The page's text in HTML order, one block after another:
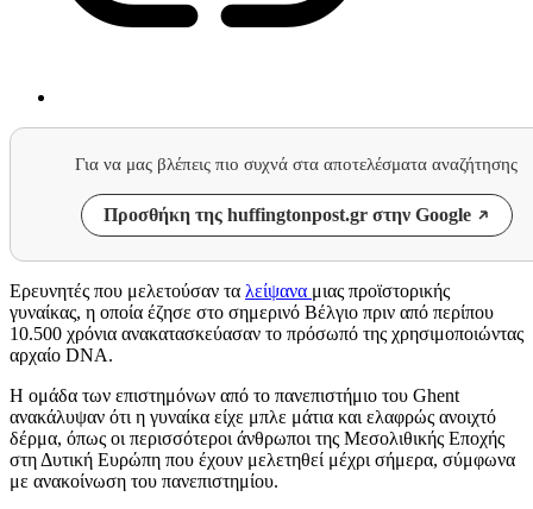
Για να μας βλέπεις πιο συχνά στα αποτελέσματα αναζήτησης
Προσθήκη της huffingtonpost.gr στην Google
Ερευνητές που μελετούσαν τα λείψανα μιας προϊστορικής
γυναίκας, η οποία έζησε στο σημερινό Βέλγιο πριν από περίπου
10.500 χρόνια ανακατασκεύασαν το πρόσωπό της χρησιμοποιώντας
αρχαίο DNA.
Η ομάδα των επιστημόνων από το πανεπιστήμιο του Ghent
ανακάλυψαν ότι η γυναίκα είχε μπλε μάτια και ελαφρώς ανοιχτό
δέρμα, όπως οι περισσότεροι άνθρωποι της Μεσολιθικής Εποχής
στη Δυτική Ευρώπη που έχουν μελετηθεί μέχρι σήμερα, σύμφωνα
με ανακοίνωση του πανεπιστημίου.